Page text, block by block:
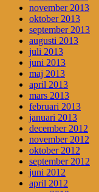
november 2013
oktober 2013
september 2013
augusti 2013
juli 2013
juni 2013
maj 2013
april 2013
mars 2013
februari 2013
januari 2013
december 2012
november 2012
oktober 2012
september 2012
juni 2012
april 2012